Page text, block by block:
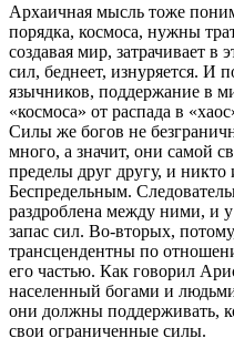
Архаичная мысль тоже
порядка, космоса, нужны
создавая мир, затрачивает в
сил, беднеет, изнуряется. И
язычников, поддержание в
«космоса» от распада в
Силы же богов не
много, а значит, они самой
пределы друг другу, и
Беспредельным.
раздроблена между ними, и
запас сил. Во-вторых,
трансцендентны по
его частью. Как говорил
населенный богами и
они должны поддерживать,
свои ограниченные силы.